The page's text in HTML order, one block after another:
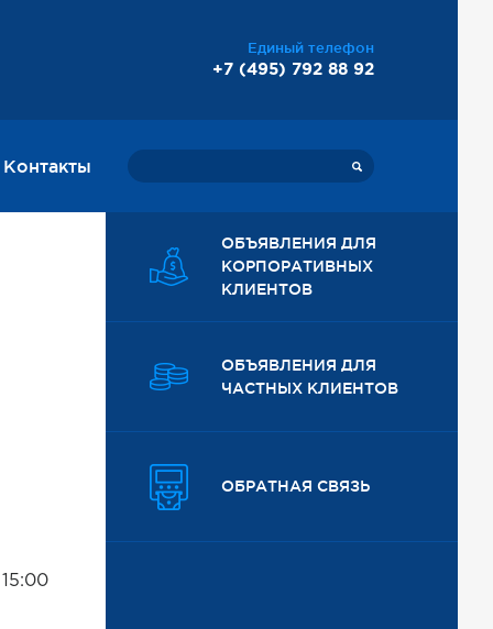
Единый телефон
+7 (495) 792 88 92
Контакты
ОБЪЯВЛЕНИЯ ДЛЯ
КОРПОРАТИВНЫХ
КЛИЕНТОВ
ОБЪЯВЛЕНИЯ ДЛЯ
ЧАСТНЫХ КЛИЕНТОВ
ОБРАТНАЯ СВЯЗЬ